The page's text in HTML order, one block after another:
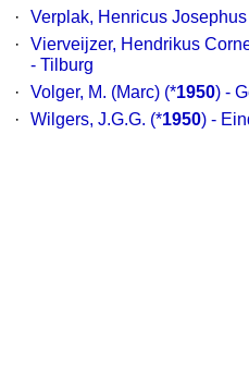
·
Verplak, Henricus Josephus
·
Vierveijzer, Hendrikus
- Tilburg
·
Volger, M. (Marc) (*1950) -
·
Wilgers, J.G.G. (*1950) -